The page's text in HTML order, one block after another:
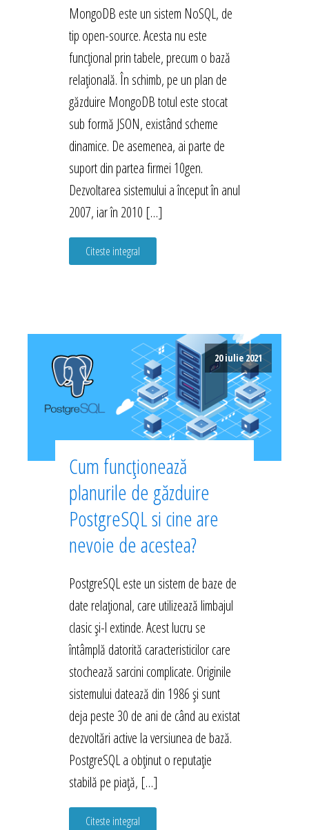
MongoDB este un sistem NoSQL, de
tip open-source. Acesta nu este
funcțional prin tabele, precum o bază
relațională. În schimb, pe un plan de
găzduire MongoDB totul este stocat
sub formă JSON, existând scheme
dinamice. De asemenea, ai parte de
suport din partea firmei 10gen.
Dezvoltarea sistemului a început în anul
2007, iar în 2010 […]
Citeste integral
20 iulie 2021
Cum funcționează
planurile de găzduire
PostgreSQL si cine are
nevoie de acestea?
PostgreSQL este un sistem de baze de
date relațional, care utilizează limbajul
clasic și-l extinde. Acest lucru se
întâmplă datorită caracteristicilor care
stochează sarcini complicate. Originile
sistemului datează din 1986 și sunt
deja peste 30 de ani de când au existat
dezvoltări active la versiunea de bază.
PostgreSQL a obținut o reputație
stabilă pe piață, […]
Citeste integral